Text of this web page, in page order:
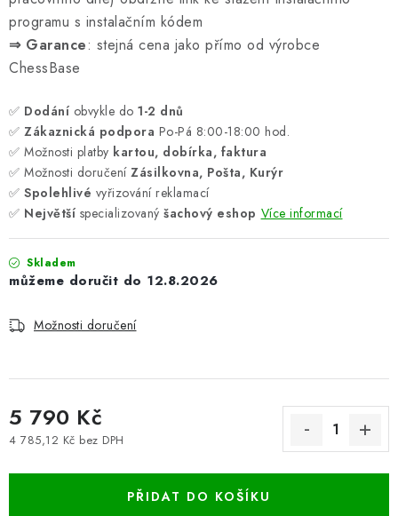
programu s instalačním kódem
⇒ Garance: stejná cena jako přímo od výrobce
ChessBase
✅ Dodání obvykle do 1-2 dnů
✅ Zákaznická podpora Po-Pá 8:00-18:00 hod.
✅ Možnosti platby kartou, dobírka, faktura
✅ Možnosti doručení Zásilkovna, Pošta, Kurýr
✅ Spolehlivé vyřizování reklamací
✅ Největší specializovaný šachový eshop Více informací
Skladem
12.8.2026
Možnosti doručení
5 790 Kč
4 785,12 Kč bez DPH
PŘIDAT DO KOŠÍKU